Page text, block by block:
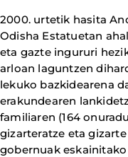
2000. urtetik hasita
Odisha Estatuetan
eta gazte ingururi
arloan laguntzen
lekuko bazkidearena
erakundearen
familiaren (164
gizarteratze eta
gobernuak